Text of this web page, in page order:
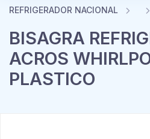
REFRIGERADOR NACIONAL
BISAGRA
ACROS
PLASTICO